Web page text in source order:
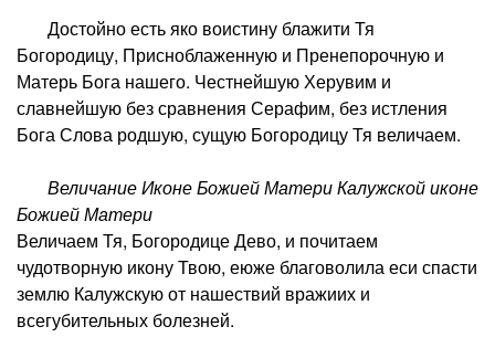
Достойно есть яко воистину блажити Тя
Богородицу, Присноблаженную и Пренепорочную и
Матерь Бога нашего. Честнейшую Херувим и
славнейшую без сравнения Серафим, без истления
Бога Слова родшую, сущую Богородицу Тя величаем.
Величание Иконе Божией Матери Калужской иконе
Божией Матери
Величаем Тя, Богородице Дево, и почитаем
чудотворную икону Твою, еюже благоволила еси спасти
землю Калужскую от нашествий вражиих и
всегубительных болезней.